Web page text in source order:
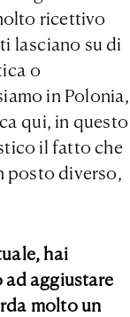
ricettivo
lasciano su di
o
in Polonia,
qui, in questo
il fatto che
posto diverso,
hai
aggiustare
molto un